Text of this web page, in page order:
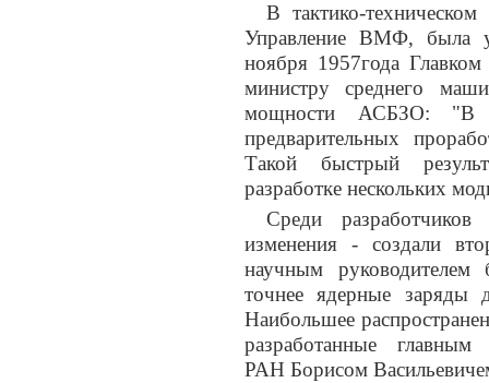
В тактико-
Управление ВМФ, была
ноября 1957года
министру среднего
мощности АСБЗО: "В
предварительных
Такой быстрый
разработке нескольких
Среди
изменения - создали
научным
точнее ядерные заряды
Наибольшее
разработанные главным
РАН Борисом